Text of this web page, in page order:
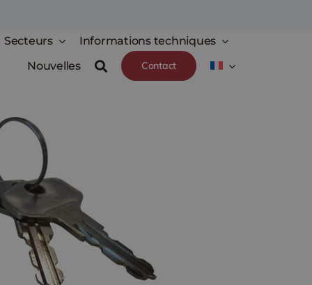
Secteurs
Informations techniques
Nouvelles
Contact